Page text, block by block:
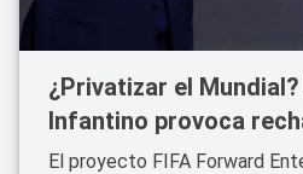
¿Privatizar el Mundial?
Infantino provoca
El proyecto FIFA Forward